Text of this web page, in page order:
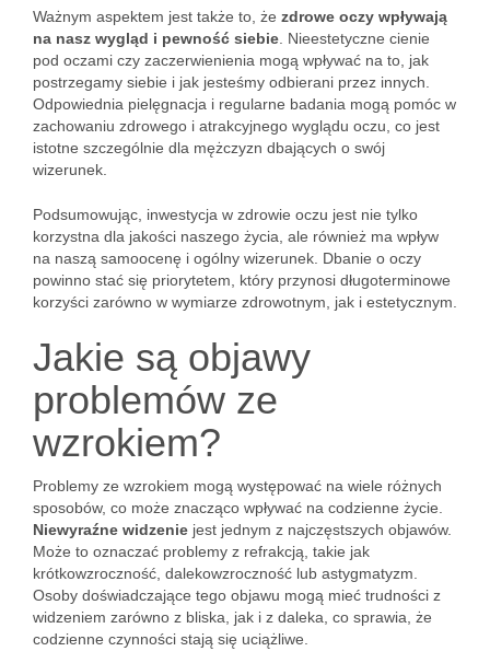
Ważnym aspektem jest także to, że zdrowe oczy wpływają
na nasz wygląd i pewność siebie . Nieestetyczne cienie
pod oczami czy zaczerwienienia mogą wpływać na to, jak
postrzegamy siebie i jak jesteśmy odbierani przez innych.
Odpowiednia pielęgnacja i regularne badania mogą pomóc w
zachowaniu zdrowego i atrakcyjnego wyglądu oczu, co jest
istotne szczególnie dla mężczyzn dbających o swój
wizerunek.
Podsumowując, inwestycja w zdrowie oczu jest nie tylko
korzystna dla jakości naszego życia, ale również ma wpływ
na naszą samoocenę i ogólny wizerunek. Dbanie o oczy
powinno stać się priorytetem, który przynosi długoterminowe
korzyści zarówno w wymiarze zdrowotnym, jak i estetycznym.
Jakie są objawy
problemów ze
wzrokiem?
Problemy ze wzrokiem mogą występować na wiele różnych
sposobów, co może znacząco wpływać na codzienne życie.
Niewyraźne widzenie jest jednym z najczęstszych objawów.
Może to oznaczać problemy z refrakcją, takie jak
krótkowzroczność, dalekowzroczność lub astygmatyzm.
Osoby doświadczające tego objawu mogą mieć trudności z
widzeniem zarówno z bliska, jak i z daleka, co sprawia, że
codzienne czynności stają się uciążliwe.